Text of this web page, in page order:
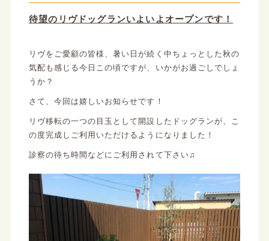
待望のリヴドッグランいよいよオープンです！
リヴをご愛顧の皆様、暑い日が続く中ちょっとした秋の
気配も感じる今日この頃ですが、いかがお過ごしでしょ
うか？
さて、今回は嬉しいお知らせです！
リヴ移転の一つの目玉として開設したドッグランが、こ
の度完成しご利用いただけるようになりました！
診察の待ち時間などにご利用されて下さい♫